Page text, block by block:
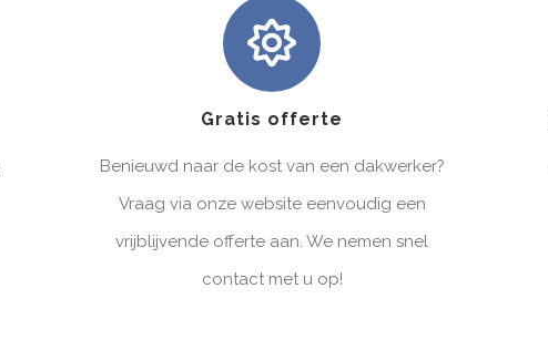
Gratis offerte
Benieuwd naar de kost van een dakwerker?
Vraag via onze website eenvoudig een
vrijblijvende offerte aan. We nemen snel
contact met u op!